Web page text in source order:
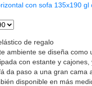
con sofa 135x190 gl
de regalo
ambiente se diseña como
con estante y cajones,
da paso a una gran cama
disponible en más